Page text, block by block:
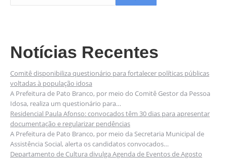
Notícias Recentes
Comitê disponibiliza questionário para fortalecer políticas públicas
voltadas à população idosa
A Prefeitura de Pato Branco, por meio do Comitê Gestor da Pessoa
Idosa, realiza um questionário para…
Residencial Paula Afonso: convocados têm 30 dias para apresentar
documentação e regularizar pendências
A Prefeitura de Pato Branco, por meio da Secretaria Municipal de
Assistência Social, alerta os candidatos convocados…
Departamento de Cultura divulga Agenda de Eventos de Agosto